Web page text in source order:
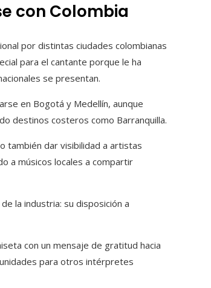
con Colombia
por distintas ciudades colombianas
para el cantante porque le ha
se presentan.
en Bogotá y Medellín, aunque
destinos costeros como Barranquilla.
también dar visibilidad a artistas
a músicos locales a compartir
la industria: su disposición a
con un mensaje de gratitud hacia
para otros intérpretes